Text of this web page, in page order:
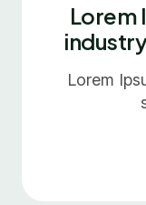
Lorem
Lorem